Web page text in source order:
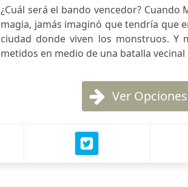
¿Cuál será el bando vencedor?
magia, jamás imaginó que tendría que
ciudad donde viven los monstruos. Y
metidos en medio de una batalla
Ver Opciones